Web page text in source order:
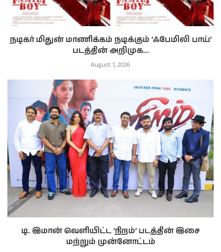
நடிகர் மிதுன் மாணிக்கம் நடிக்கும் ‘ஃபேமிலி பாய்’
படத்தின் அறிமுக...
August 1, 2026
டி. இமான் வெளியிட்ட ‘நிறம்’ படத்தின் இசை
மற்றும் முன்னோட்டம்